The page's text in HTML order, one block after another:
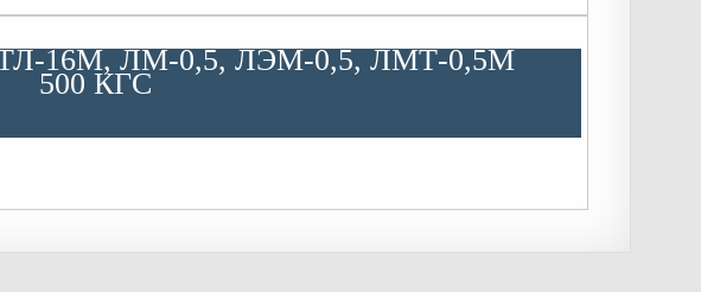
ТЛ-16М, ЛМ-0,5, ЛЭМ-0,5, ЛМТ-0,5М
500 КГС